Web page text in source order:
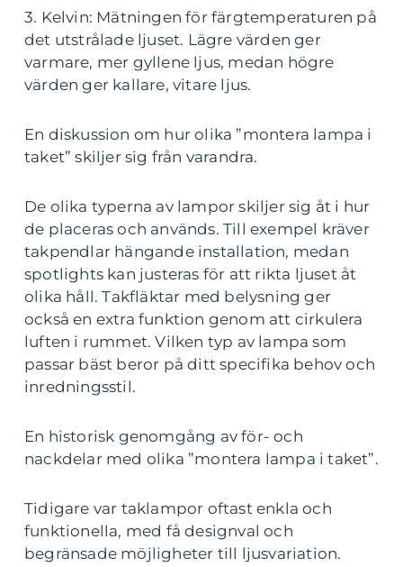
3. Kelvin: Mätningen för färgtemperaturen på
det utstrålade ljuset. Lägre värden ger
varmare, mer gyllene ljus, medan högre
värden ger kallare, vitare ljus.
En diskussion om hur olika ”montera lampa i
taket” skiljer sig från varandra.
De olika typerna av lampor skiljer sig åt i hur
de placeras och används. Till exempel kräver
takpendlar hängande installation, medan
spotlights kan justeras för att rikta ljuset åt
olika håll. Takfläktar med belysning ger
också en extra funktion genom att cirkulera
luften i rummet. Vilken typ av lampa som
passar bäst beror på ditt specifika behov och
inredningsstil.
En historisk genomgång av för- och
nackdelar med olika ”montera lampa i taket”.
Tidigare var taklampor oftast enkla och
funktionella, med få designval och
begränsade möjligheter till ljusvariation.